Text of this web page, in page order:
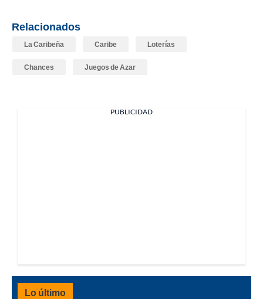
Relacionados
La Caribeña Caribe Loterías
Chances Juegos de Azar
PUBLICIDAD
Lo último